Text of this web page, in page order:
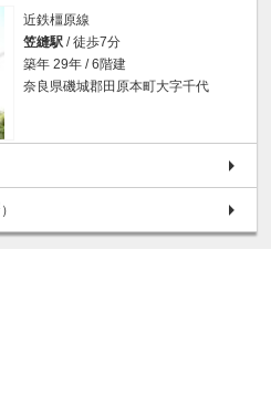
近鉄橿原線
笠縫駅 / 徒歩7分
築年 29年 / 6階建
奈良県磯城郡田原本町大字千代
）